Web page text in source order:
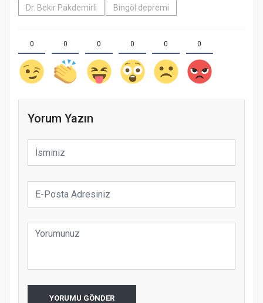
Dr. Bekir Pakdemirli
Bingöl depremi
0 0 0 0 0 0
Yorum Yazın
YORUMU GÖNDER